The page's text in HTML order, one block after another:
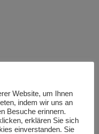
Website, um Ihnen
indem wir uns an
Besuche erinnern.
erklären Sie sich
einverstanden. Sie